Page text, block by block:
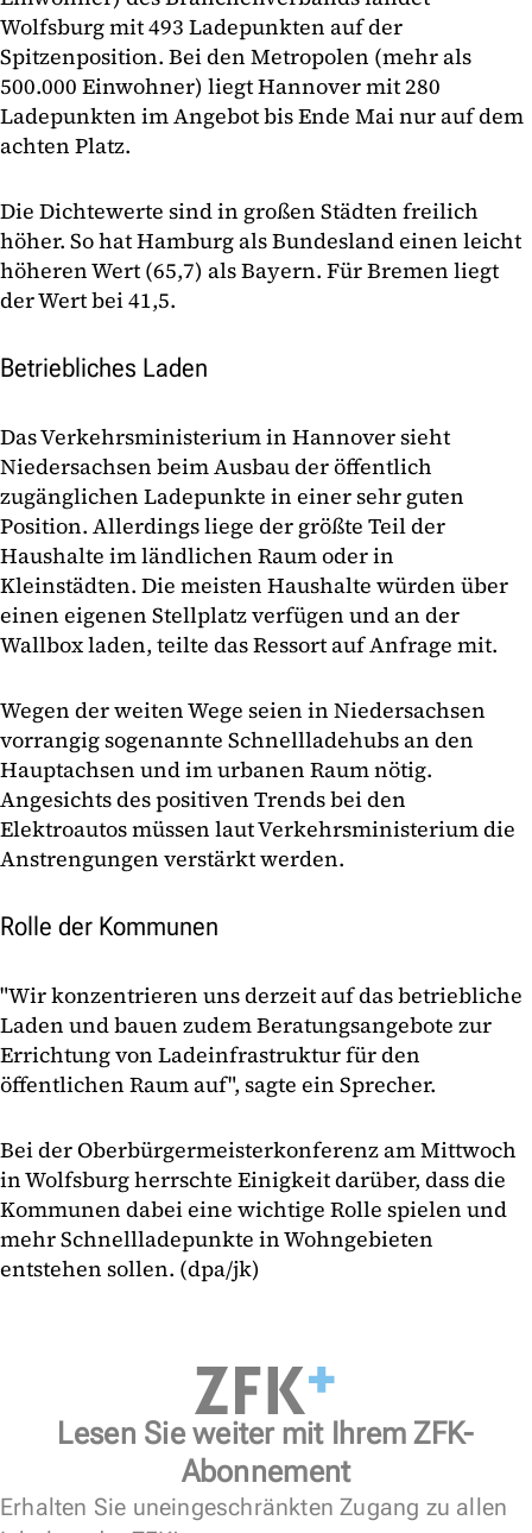
Wolfsburg mit 493 Ladepunkten auf der
Spitzenposition. Bei den Metropolen (mehr als
500.000 Einwohner) liegt Hannover mit 280
Ladepunkten im Angebot bis Ende Mai nur auf dem
achten Platz.
Die Dichtewerte sind in großen Städten freilich
höher. So hat Hamburg als Bundesland einen leicht
höheren Wert (65,7) als Bayern. Für Bremen liegt
der Wert bei 41,5.
Betriebliches Laden
Das Verkehrsministerium in Hannover sieht
Niedersachsen beim Ausbau der öffentlich
zugänglichen Ladepunkte in einer sehr guten
Position. Allerdings liege der größte Teil der
Haushalte im ländlichen Raum oder in
Kleinstädten. Die meisten Haushalte würden über
einen eigenen Stellplatz verfügen und an der
Wallbox laden, teilte das Ressort auf Anfrage mit.
Wegen der weiten Wege seien in Niedersachsen
vorrangig sogenannte Schnellladehubs an den
Hauptachsen und im urbanen Raum nötig.
Angesichts des positiven Trends bei den
Elektroautos müssen laut Verkehrsministerium die
Anstrengungen verstärkt werden.
Rolle der Kommunen
"Wir konzentrieren uns derzeit auf das betriebliche
Laden und bauen zudem Beratungsangebote zur
Errichtung von Ladeinfrastruktur für den
öffentlichen Raum auf", sagte ein Sprecher.
Bei der Oberbürgermeisterkonferenz am Mittwoch
in Wolfsburg herrschte Einigkeit darüber, dass die
Kommunen dabei eine wichtige Rolle spielen und
mehr Schnellladepunkte in Wohngebieten
entstehen sollen. (dpa/jk)
Lesen Sie weiter mit Ihrem ZFK-
Abonnement
Erhalten Sie uneingeschränkten Zugang zu allen